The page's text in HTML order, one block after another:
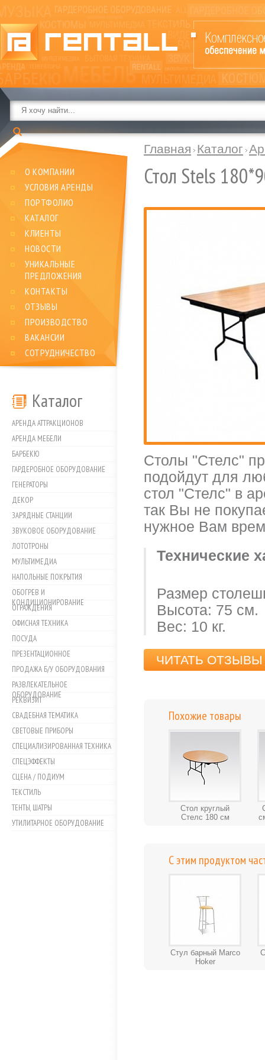
О КОМПАНИИ
УСЛОВИЯ АРЕНДЫ
ПОРТФОЛИО
КАТАЛОГ
КЛИЕНТЫ
НОВОСТИ
УНИКАЛЬНЫЕ
ПРЕДЛОЖЕНИЯ
КОНТАКТЫ
ОТЗЫВЫ
ПРОИЗВОДСТВО
ВАКАНСИИ
СОТРУДНИЧЕСТВО
Каталог
АРЕНДА АТТРАКЦИОНОВ
АРЕНДА МЕБЕЛИ
БАРБЕКЮ
ГАРДЕРОБНОЕ ОБОРУДОВАНИЕ
ГЕНЕРАТОРЫ
ДЕКОР
ЗАРЯДНЫЕ СТАНЦИИ
ЗВУКОВОЕ ОБОРУДОВАНИЕ
ЛОТОТРОНЫ
МУЛЬТИМЕДИА
НАПОЛЬНЫЕ ПОКРЫТИЯ
ОБОГРЕВ И
КОНДИЦИОНИРОВАНИЕ
ОГРАЖДЕНИЯ
ОФИСНАЯ ТЕХНИКА
ПОСУДА
ПРЕЗЕНТАЦИОННОЕ
ПРОДАЖА Б/У ОБОРУДОВАНИЯ
РАЗВЛЕКАТЕЛЬНОЕ
ОБОРУДОВАНИЕ
РЕКВИЗИТ
СВАДЕБНАЯ ТЕМАТИКА
СВЕТОВЫЕ ПРИБОРЫ
СПЕЦИАЛИЗИРОВАННАЯ ТЕХНИКА
СПЕЦЭФФЕКТЫ
СЦЕНА / ПОДИУМ
ТЕКСТИЛЬ
ТЕНТЫ, ШАТРЫ
УТИЛИТАРНОЕ ОБОРУДОВАНИЕ
Главная Каталог
Стол Stels
Столы "Стелс"
подойдут для
стол "Стелс" в
так Вы не
нужное Вам
Технические
Размер
Высота: 75 см.
Вес: 10 кг.
ЧИТАТЬ ОТЗЫВЫ
Похожие товары
Стол круглый
Стелс 180 см
С этим продуктом
Стул барный Marco
Hoker